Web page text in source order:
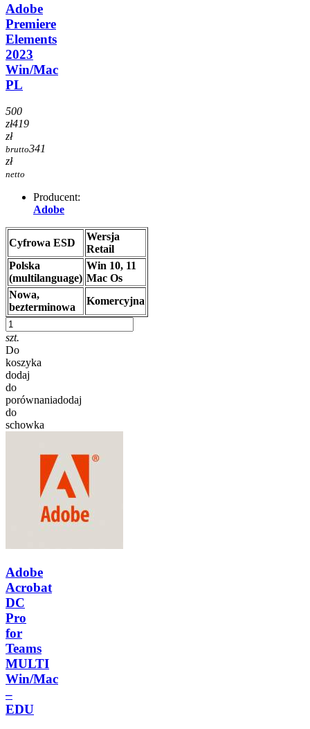
Adobe
Premiere
Elements
2023
Win/Mac
PL
500
zł419
zł
brutto341
zł
netto
Producent:
Adobe
Cyfrowa ESD
Wersja
Retail
Polska
(multilanguage)
Win 10, 11
Mac Os
Nowa,
bezterminowa
Komercyjna
szt.
Do
koszyka
dodaj
do
porównaniadodaj
do
schowka
Adobe
Acrobat
DC
Pro
for
Teams
MULTI
Win/Mac
–
EDU